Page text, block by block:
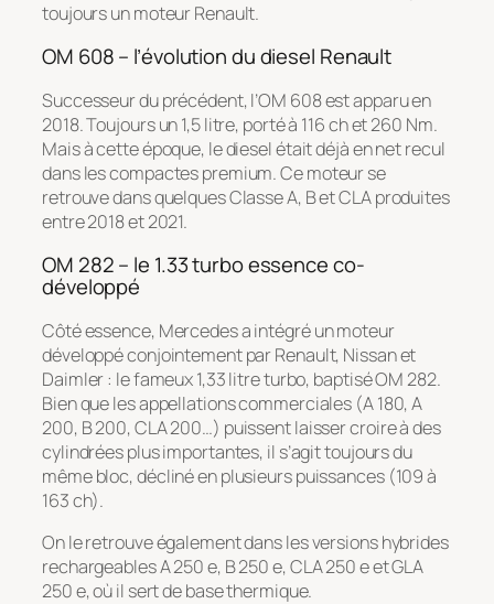
toujours un moteur Renault.
OM 608 – l’évolution du diesel Renault
Successeur du précédent, l’OM 608 est apparu en
2018. Toujours un 1,5 litre, porté à 116 ch et 260 Nm.
Mais à cette époque, le diesel était déjà en net recul
dans les compactes premium. Ce moteur se
retrouve dans quelques Classe A, B et CLA produites
entre 2018 et 2021.
OM 282 – le 1.33 turbo essence co-
développé
Côté essence, Mercedes a intégré un moteur
développé conjointement par Renault, Nissan et
Daimler : le fameux 1,33 litre turbo, baptisé OM 282.
Bien que les appellations commerciales (A 180, A
200, B 200, CLA 200…) puissent laisser croire à des
cylindrées plus importantes, il s’agit toujours du
même bloc, décliné en plusieurs puissances (109 à
163 ch).
On le retrouve également dans les versions hybrides
rechargeables A 250 e, B 250 e, CLA 250 e et GLA
250 e, où il sert de base thermique.